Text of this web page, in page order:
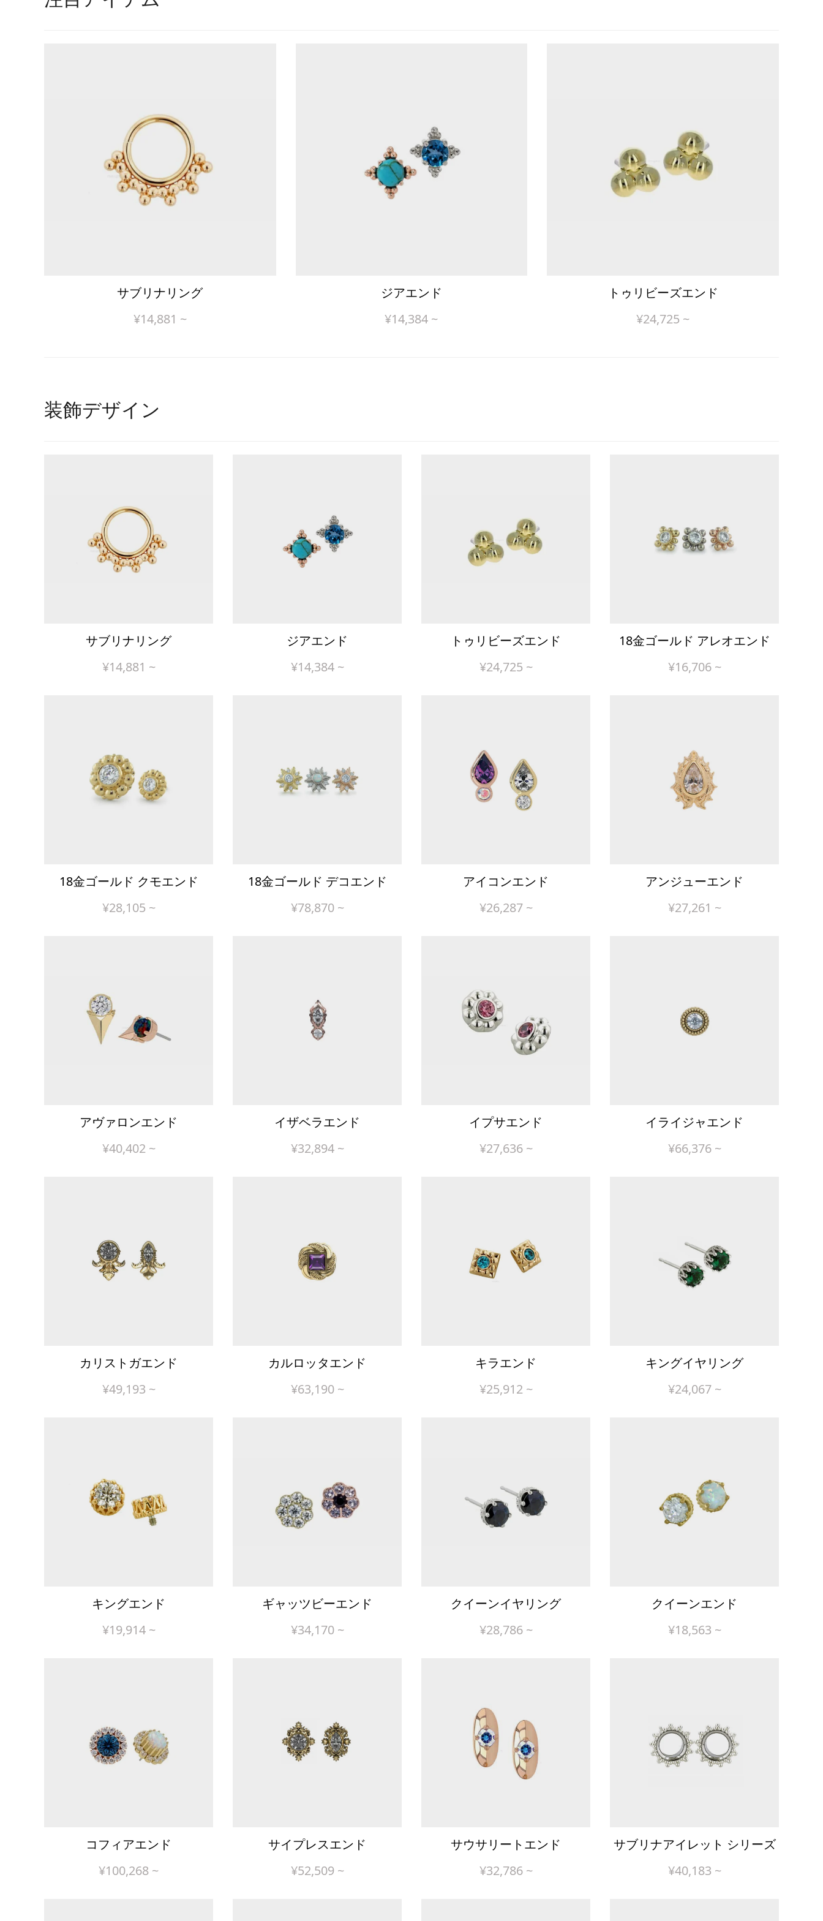
サブリナリング
¥14,881 ~
ジアエンド
¥14,384 ~
トゥリビーズエンド
¥24,725 ~
装飾デザイン
サブリナリング
¥14,881 ~
ジアエンド
¥14,384~
トゥリビーズエンド
¥24,725 ~
18金ゴールド アレオエンド
¥16,706~
18金ゴールド クモエンド
¥28,105 ~
18金ゴールド デコエンド
¥78,870~
アイコンエンド
¥26,287~
アンジューエンド
¥27,261 ~
アヴァロンエンド
¥40,402~
イザベラエンド
¥32,894~
イプサエンド
¥27,636~
イライジャエンド
¥66,376~
カリストガエンド
¥49,193 ~
カルロッタエンド
¥63,190~
キラエンド
¥25,912~
キングイヤリング
¥24,067~
キングエンド
¥19,914~
ギャッツビーエンド
¥34,170~
クイーンイヤリング
¥28,786~
クイーンエンド
¥18,563 ~
コフィアエンド
¥100,268 ~
サイプレスエンド
¥52,509~
サウサリートエンド
¥32,786~
サブリナアイレット シリーズ
¥40,183 ~